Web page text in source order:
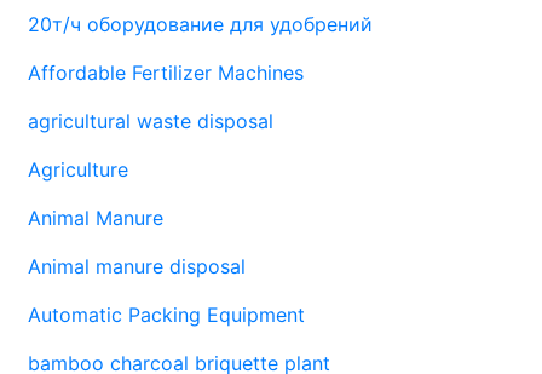
20т/ч оборудование для удобрений
Affordable Fertilizer Machines
agricultural waste disposal
Agriculture
Animal Manure
Animal manure disposal
Automatic Packing Equipment
bamboo charcoal briquette plant